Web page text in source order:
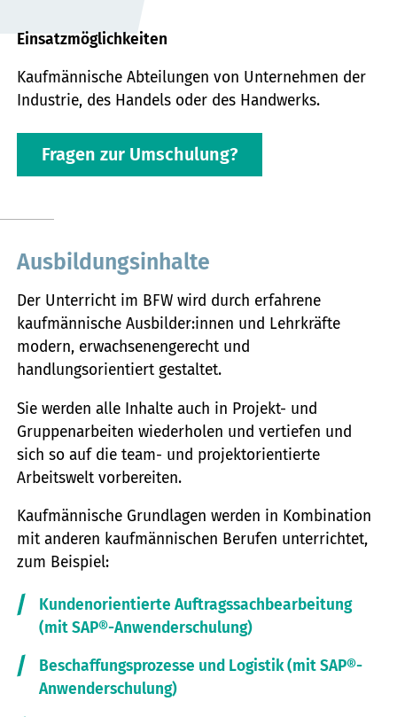
Einsatzmöglichkeiten
Kaufmännische Abteilungen von Unternehmen der
Industrie, des Handels oder des Handwerks.
Fragen zur Umschulung?
Ausbildungsinhalte
Der Unterricht im BFW wird durch erfahrene
kaufmännische Ausbilder:innen und Lehrkräfte
modern, erwachsenengerecht und
handlungsorientiert gestaltet.
Sie werden alle Inhalte auch in Projekt- und
Gruppenarbeiten wiederholen und vertiefen und
sich so auf die team- und projektorientierte
Arbeitswelt vorbereiten.
Kaufmännische Grundlagen werden in Kombination
mit anderen kaufmännischen Berufen unterrichtet,
zum Beispiel:
Kundenorientierte Auftragssachbearbeitung
(mit SAP®-Anwenderschulung)
Beschaffungsprozesse und Logistik (mit SAP®-
Anwenderschulung)